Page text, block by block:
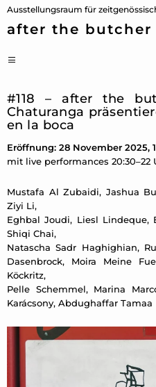
Ausstellungsraum für
after the butcher
Zum
Inhalt
#118 – after the
Chaturanga
en la boca
Eröffnung: 28 November 2025,
mit live performances 20:30–22
Mustafa Al Zubaidi, Jashua
Ziyi Li,
Eghbal Joudi, Liesl Lindeque,
Shiqi Chai,
Natascha Sadr Haghighian,
Dasenbrock, Moira Meine
Köckritz,
Pelle Schemmel, Marina
Karácsony, Abdughaffar Tamaa